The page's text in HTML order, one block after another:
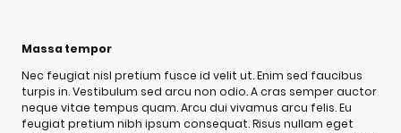
Massa tempor
Nec feugiat nisl pretium fusce id velit ut. Enim sed faucibus
turpis in. Vestibulum sed arcu non odio. A cras semper auctor
neque vitae tempus quam. Arcu dui vivamus arcu felis. Eu
feugiat pretium nibh ipsum consequat. Risus nullam eget